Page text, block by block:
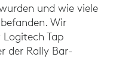
und wie viele
Wir
Tap
der Rally Bar-